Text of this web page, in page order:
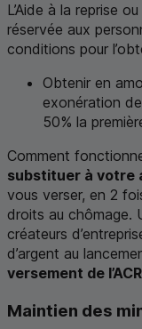
L’Aide à la reprise
réservée aux
conditions pour
Obtenir en
exonération
50% la
Comment
substituer à votre
vous verser, en 2
droits au chômage.
créateurs
d’argent au
versement de
Maintien des